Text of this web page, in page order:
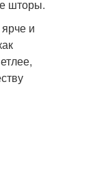
шторы.